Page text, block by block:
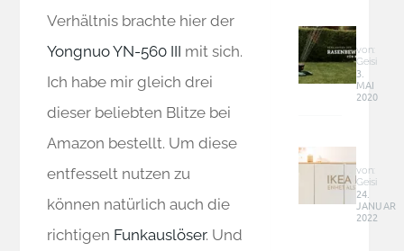
Verhältnis brachte hier der
Yongnuo YN-560 III mit sich.
Ich habe mir gleich drei
dieser beliebten Blitze bei
Amazon bestellt. Um diese
entfesselt nutzen zu
können natürlich auch die
richtigen Funkauslöser. Und
schief
an
die
–
für
kleine
und
Siena
2100
von:
Geisi
3.
MAI
2020
–
Enhet
als
von:
Geisi
24.
JANUAR
2022